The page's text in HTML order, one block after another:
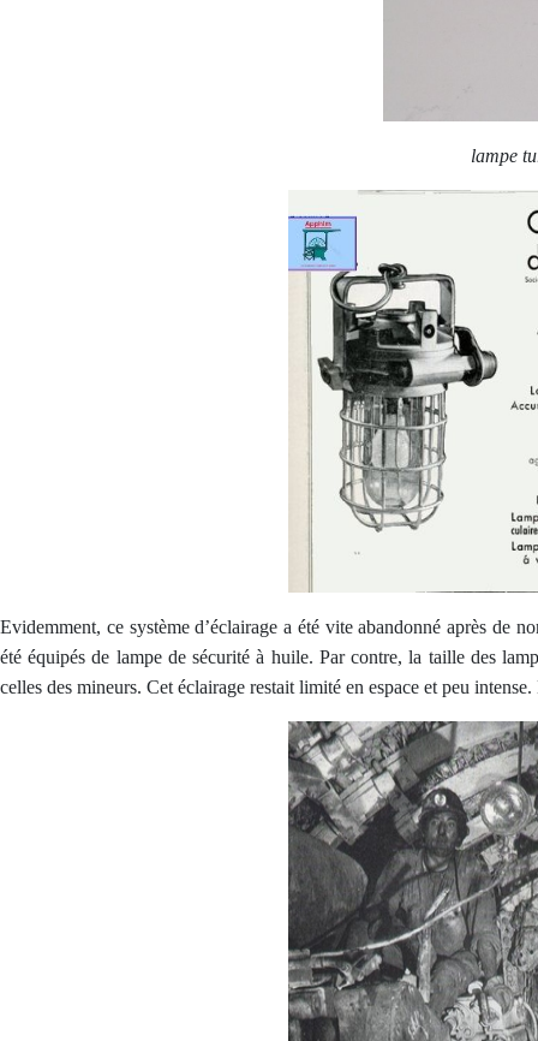
lampe
Evidemment, ce système d’éclairage a été vite abandonné après de
été équipés de lampe de sécurité à huile. Par contre, la taille des
celles des mineurs. Cet éclairage restait limité en espace et peu